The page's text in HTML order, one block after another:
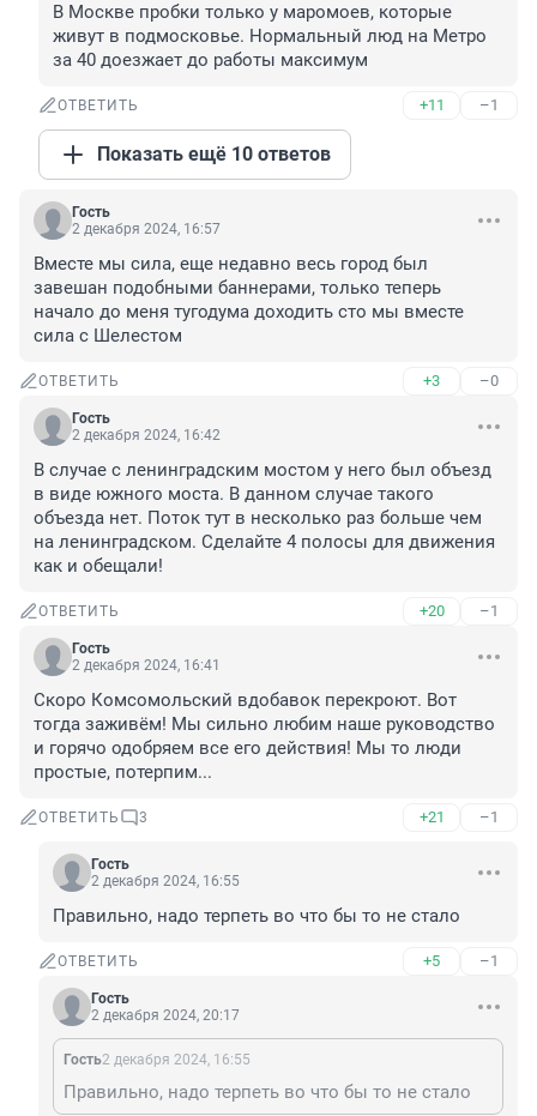
В Москве пробки только у маромоев, которые
живут в подмосковье. Нормальный люд на Метро
за 40 доезжает до работы максимум
ОТВЕТИТЬ +11 –1
Показать ещё 10 ответов
Гость
2 декабря 2024, 16:57
Вместе мы сила, еще недавно весь город был
завешан подобными баннерами, только теперь
начало до меня тугодума доходить сто мы вместе
сила с Шелестом
ОТВЕТИТЬ +3 –0
Гость
2 декабря 2024, 16:42
В случае с ленинградским мостом у него был объезд
в виде южного моста. В данном случае такого
объезда нет. Поток тут в несколько раз больше чем
на ленинградском. Сделайте 4 полосы для движения
как и обещали!
ОТВЕТИТЬ +20 –1
Гость
2 декабря 2024, 16:41
Скоро Комсомольский вдобавок перекроют. Вот
тогда заживём! Мы сильно любим наше руководство
и горячо одобряем все его действия! Мы то люди
простые, потерпим...
ОТВЕТИТЬ 3 +21 –1
Гость
2 декабря 2024, 16:55
Правильно, надо терпеть во что бы то не стало
ОТВЕТИТЬ +5 –1
Гость
2 декабря 2024, 20:17
Гость2 декабря 2024, 16:55
Правильно, надо терпеть во что бы то не стало